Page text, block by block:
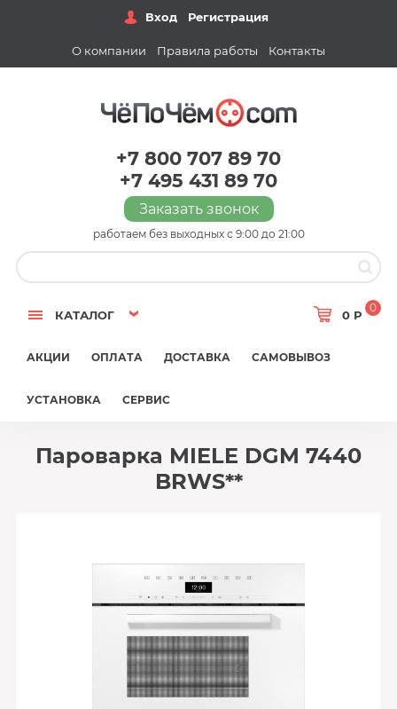
Вход Регистрация
О компании Правила работы Контакты
+7 800 707 89 70
+7 495 431 89 70
Заказать звонок
работаем без выходных с 9:00 до 21:00
КАТАЛОГ 0 Р
0
АКЦИИ ОПЛАТА ДОСТАВКА САМОВЫВОЗ
УСТАНОВКА СЕРВИС
Пароварка MIELE DGM 7440
BRWS**